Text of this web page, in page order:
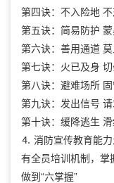
第四诀：不入险地
第五诀：简易防护
第六诀：善用通道
第七诀：火已及身
第八诀：避难场所
第九诀：发出信号
第十诀：缓降逃生
⒋ 消防宣传教育能力
有全员培训机制，掌
做到“六掌握”